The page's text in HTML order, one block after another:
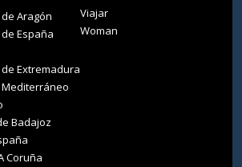
Aragón
España
Extremadura
Mediterráneo
Badajoz
Coruña
Viajar
Woman